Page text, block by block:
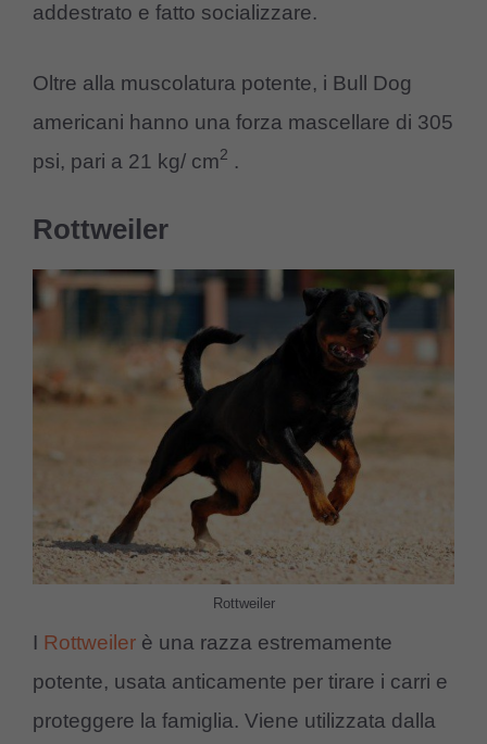
addestrato e fatto socializzare.
Oltre alla muscolatura potente, i Bull Dog
americani hanno una forza mascellare di 305
psi, pari a 21 kg/ cm2 .
Rottweiler
Rottweiler
I Rottweiler è una razza estremamente
potente, usata anticamente per tirare i carri e
proteggere la famiglia. Viene utilizzata dalla